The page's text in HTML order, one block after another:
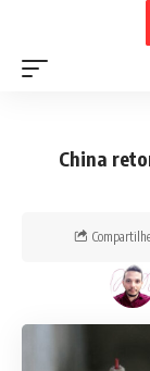
China